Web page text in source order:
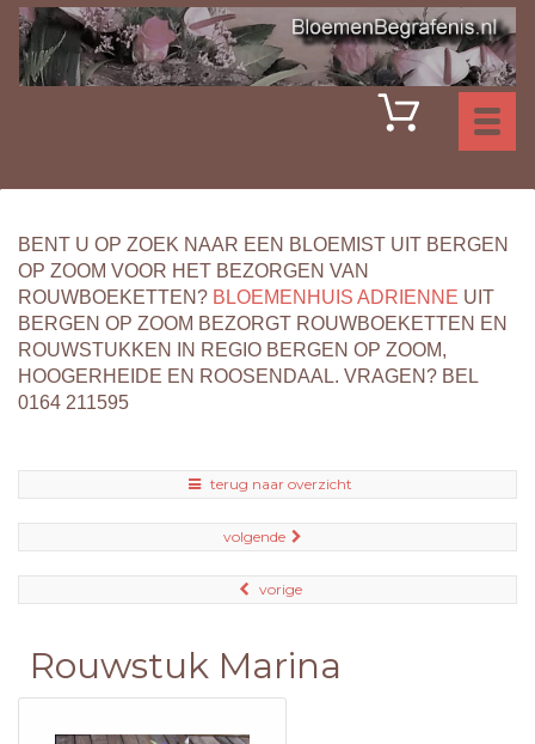
BENT U OP ZOEK NAAR EEN BLOEMIST UIT BERGEN
OP ZOOM VOOR HET BEZORGEN VAN
ROUWBOEKETTEN? BLOEMENHUIS ADRIENNE UIT
BERGEN OP ZOOM BEZORGT ROUWBOEKETTEN EN
ROUWSTUKKEN IN REGIO BERGEN OP ZOOM,
HOOGERHEIDE EN ROOSENDAAL. VRAGEN? BEL
0164 211595
terug naar overzicht
volgende
vorige
Rouwstuk Marina